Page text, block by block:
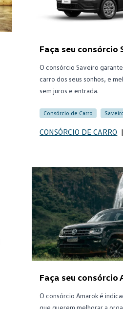
Faça seu consórcio
O consórcio Saveiro
carro dos seus sonhos, e
sem juros e entrada.
Consórcio de Carro
CONSÓRCIO DE CARRO |
Faça seu consórcio
O consórcio Amarok é